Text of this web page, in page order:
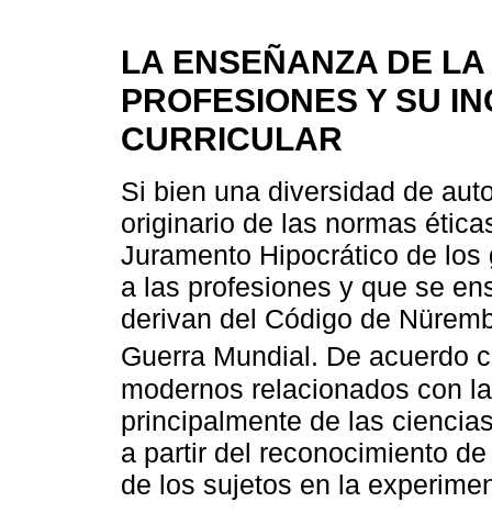
LA ENSEÑANZA DE
PROFESIONES Y SU
CURRICULAR
Si bien una diversidad de
originario de las normas
Juramento Hipocrático de
a las profesiones y que se
derivan del Código de
Guerra Mundial. De acuerdo
modernos relacionados con
principalmente de las
a partir del reconocimiento
de los sujetos en la